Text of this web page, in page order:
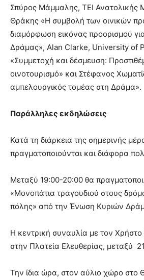
Σπύρος Μάμμαλης, ΤΕΙ Ανατολικής
Θράκης «Η συμβολή των οινικών
διαμόρφωση εικόνας προορισμού
Δράμας», Alan Clarke, University of
«Συμμετοχή και δέσμευση:
οινοτουρισμό» και Στέφανος
αμπελουργικός τομέας στη Δράμα».
Παράλληλες εκδηλώσεις
Κατά τη διάρκεια της σημερινής
πραγματοποιούνται και διάφορα
Μεταξύ 19:00-20:00 θα
«Μονοπάτια τραγουδιού στους
πόλης» από την Ένωση Κυριών
Η κεντρική συναυλία με τον Χρήστο
στην Πλατεία Ελευθερίας, μεταξύ
Την ίδια ώρα, στον αύλιο χώρο στο